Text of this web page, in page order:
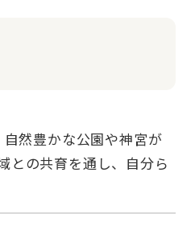
との共育を通し、自分ら